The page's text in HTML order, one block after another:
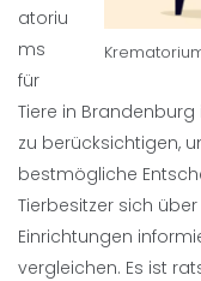
atoriu
ms
für
Tiere in
zu berücksichtigen,
bestmögliche
Tierbesitzer sich
Einrichtungen
vergleichen. Es ist